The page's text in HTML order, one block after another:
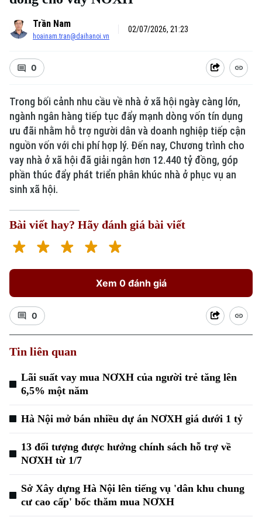
Xu hướng
Thời sự
Trần Nam
hoainam.tran@daihanoi.vn
02/07/2026, 21:23
0
Trong bối cảnh nhu cầu về nhà ở xã hội ngày càng lớn,
ngành ngân hàng tiếp tục đẩy mạnh dòng vốn tín dụng
ưu đãi nhằm hỗ trợ người dân và doanh nghiệp tiếp cận
nguồn vốn với chi phí hợp lý. Đến nay, Chương trình cho
vay nhà ở xã hội đã giải ngân hơn 12.440 tỷ đồng, góp
phần thúc đẩy phát triển phân khúc nhà ở phục vụ an
sinh xã hội.
Bài viết hay? Hãy đánh giá bài viết
Xem 0 đánh giá
0
Tin liên quan
Lãi suất vay mua NƠXH của người trẻ tăng lên
6,5% một năm
Hà Nội mở bán nhiều dự án NƠXH giá dưới 1 tỷ
13 đối tượng được hưởng chính sách hỗ trợ về
NƠXH từ 1/7
Sở Xây dựng Hà Nội lên tiếng vụ 'dân khu chung
cư cao cấp' bốc thăm mua NƠXH